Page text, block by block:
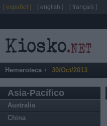
Hemeroteca 30/Oct/2013
Asia-Pacífico
Australia
China
[ español ] [ english ] [ français ]